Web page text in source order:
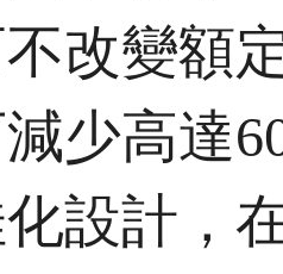
改變額
少高達
設計，